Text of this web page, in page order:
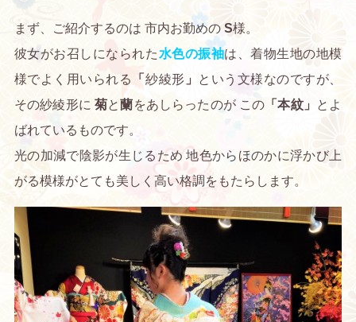
まず、ご紹介するのは 市内お勤めの S様。
彼女がお召しになられた 水色の振袖は、着物生地の地模
様でよく用いられる
「 紗綾形 」
という文様なのですが、
その紗綾形に菊と蘭をあしらったのが この 「本紋」 とよ
ばれているものです。
光の加減で陰影が生じるため 地色からほのかに浮かび上
がる模様がとても美しく高い格調をもたらします。